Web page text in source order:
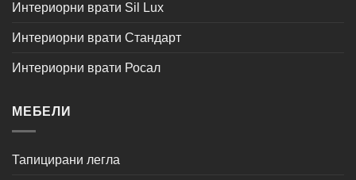
Интериорни врати Sil Lux
Интериорни врати Стандарт
Интериорни врати Росал
МЕБЕЛИ
Тапицирани легла